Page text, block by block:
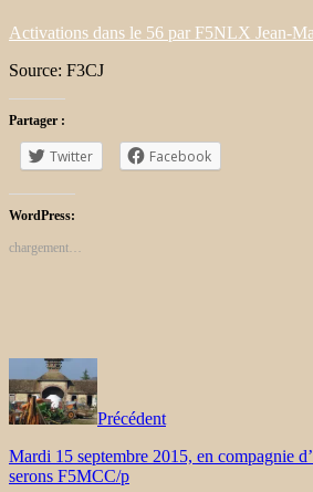
Activations dans le 56 par F5NLX Jean-
Source: F3CJ
Partager :
Twitter Facebook
WordPress:
chargement…
Précédent
Mardi 15 septembre 2015, en compagnie
serons F5MCC/p